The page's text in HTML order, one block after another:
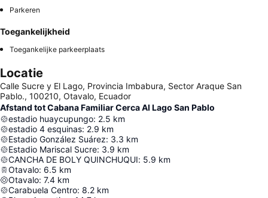
Parkeren
Toegankelijkheid
Toegankelijke parkeerplaats
Locatie
Calle Sucre y El Lago, Provincia Imbabura, Sector Araque San
Pablo., 100210, Otavalo, Ecuador
Afstand tot Cabana Familiar Cerca Al Lago San Pablo
estadio huaycupungo: 2.5 km
estadio 4 esquinas: 2.9 km
Estadio González Suárez: 3.3 km
Estadio Mariscal Sucre: 3.9 km
CANCHA DE BOLY QUINCHUQUI: 5.9 km
Otavalo: 6.5 km
Otavalo: 7.4 km
Carabuela Centro: 8.2 km